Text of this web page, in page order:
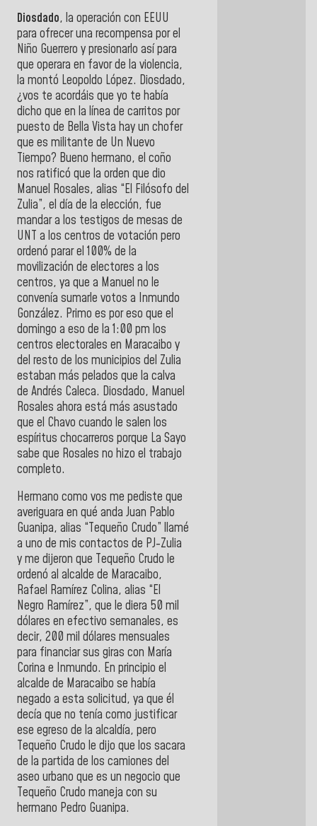
Diosdado, la operación con EEUU
para ofrecer una recompensa por el
Niño Guerrero y presionarlo así para
que operara en favor de la violencia,
la montó Leopoldo López. Diosdado,
¿vos te acordáis que yo te había
dicho que en la línea de carritos por
puesto de Bella Vista hay un chofer
que es militante de Un Nuevo
Tiempo? Bueno hermano, el coño
nos ratificó que la orden que dio
Manuel Rosales, alias “El Filósofo del
Zulia”, el día de la elección, fue
mandar a los testigos de mesas de
UNT a los centros de votación pero
ordenó parar el 100% de la
movilización de electores a los
centros, ya que a Manuel no le
convenía sumarle votos a Inmundo
González. Primo es por eso que el
domingo a eso de la 1:00 pm los
centros electorales en Maracaibo y
del resto de los municipios del Zulia
estaban más pelados que la calva
de Andrés Caleca. Diosdado, Manuel
Rosales ahora está más asustado
que el Chavo cuando le salen los
espíritus chocarreros porque La Sayo
sabe que Rosales no hizo el trabajo
completo.
Hermano como vos me pediste que
averiguara en qué anda Juan Pablo
Guanipa, alias “Tequeño Crudo” llamé
a uno de mis contactos de PJ-Zulia
y me dijeron que Tequeño Crudo le
ordenó al alcalde de Maracaibo,
Rafael Ramírez Colina, alias “El
Negro Ramírez”, que le diera 50 mil
dólares en efectivo semanales, es
decir, 200 mil dólares mensuales
para financiar sus giras con María
Corina e Inmundo. En principio el
alcalde de Maracaibo se había
negado a esta solicitud, ya que él
decía que no tenía como justificar
ese egreso de la alcaldía, pero
Tequeño Crudo le dijo que los sacara
de la partida de los camiones del
aseo urbano que es un negocio que
Tequeño Crudo maneja con su
hermano Pedro Guanipa.